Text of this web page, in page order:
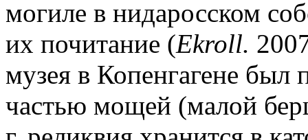
могиле в нидаросском
их почитание (Ekroll.
музея в Копенгагене был
частью мощей (малой